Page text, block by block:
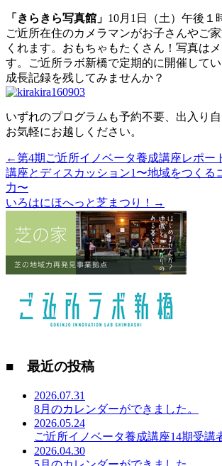
「きらきら写真館」 10月1日（土）午後１
ご近所在住のカメラマンがお子さんやご
くれます。おもちゃもたくさん！写真は
す。ご近所ラボ新橋で定期的に開催して
成長記録を残してみませんか？
いずれのプログラムも予約不要、出入り自
お気軽にお越しください。
←第4期ご近所イノベータ養成講座レポー
講座とディスカッション1〜地域をつくる
力〜
いろはにほへっと芝まつり！→
■ 最近の投稿
2026.07.31
8月のカレンダーができました。
2026.05.24
ご近所イノベータ養成講座14期受講
2026.04.30